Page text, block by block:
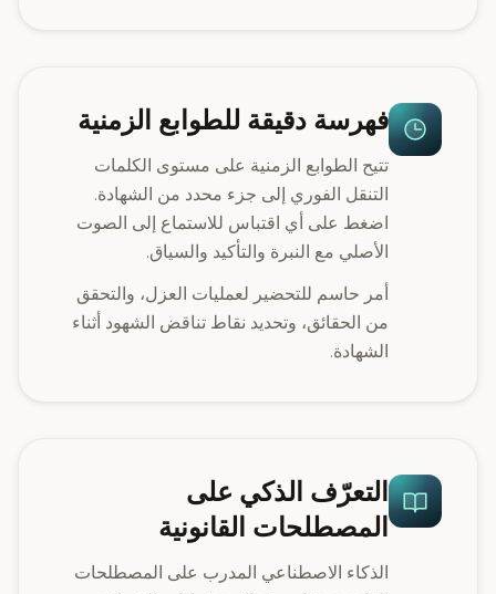
فهرسة دقيقة للطوابع الزمنية
تتيح الطوابع الزمنية على مستوى الكلمات
التنقل الفوري إلى جزء محدد من الشهادة.
اضغط على أي اقتباس للاستماع إلى الصوت
الأصلي مع النبرة والتأكيد والسياق.
أمر حاسم للتحضير لعمليات العزل، والتحقق
من الحقائق، وتحديد نقاط تناقض الشهود أثناء
الشهادة.
التعرّف الذكي على
المصطلحات القانونية
الذكاء الاصطناعي المدرب على المصطلحات